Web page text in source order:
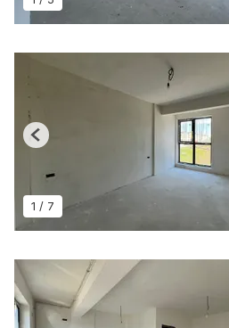
1 / 7
Previous